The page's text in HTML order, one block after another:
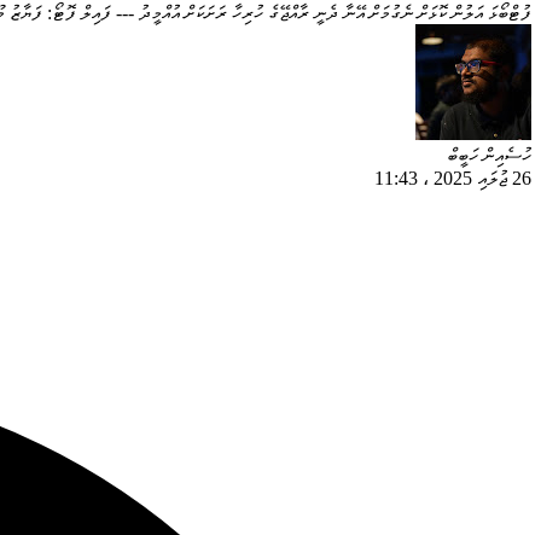
ފުޓްބޯޅަ އަލުން ކޮޅަށް ނެގުމަށް އޭނާ ދެނީ ރާއްޖޭގެ ހުރިހާ ރަށަކަށް އުއްމީދު --- ފައިލް ފޮޓޯ:
ހުސެއިން ހަބީބް
26 ޖުލައި 2025
، 11:43